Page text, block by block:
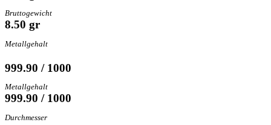
Bruttogewicht
8.50 gr
Metallgehalt
999.90 / 1000
Metallgehalt
999.90 / 1000
Durchmesser